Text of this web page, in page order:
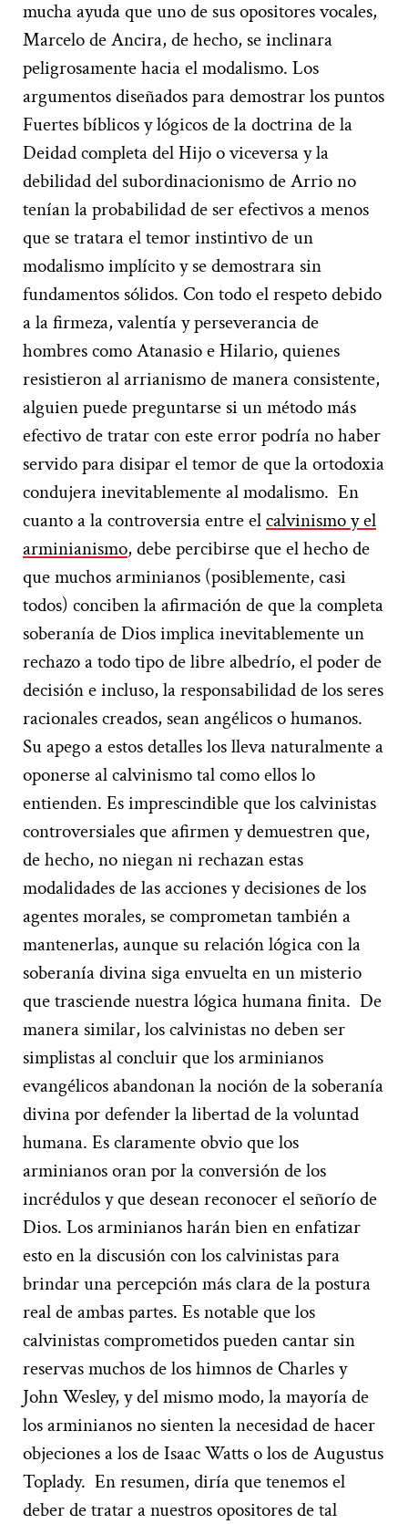
mucha ayuda que uno de sus opositores vocales,
Marcelo de Ancira, de hecho, se inclinara
peligrosamente hacia el modalismo. Los
argumentos diseñados para demostrar los puntos
Fuertes bíblicos y lógicos de la doctrina de la
Deidad completa del Hijo o viceversa y la
debilidad del subordinacionismo de Arrio no
tenían la probabilidad de ser efectivos a menos
que se tratara el temor instintivo de un
modalismo implícito y se demostrara sin
fundamentos sólidos. Con todo el respeto debido
a la firmeza, valentía y perseverancia de
hombres como Atanasio e Hilario, quienes
resistieron al arrianismo de manera consistente,
alguien puede preguntarse si un método más
efectivo de tratar con este error podría no haber
servido para disipar el temor de que la ortodoxia
condujera inevitablemente al modalismo. En
cuanto a la controversia entre elcalvinismo y el
arminianismo, debe percibirse que el hecho de
que muchos arminianos (posiblemente, casi
todos) conciben la afirmación de que la completa
soberanía de Dios implica inevitablemente un
rechazo a todo tipo de libre albedrío, el poder de
decisión e incluso, la responsabilidad de los seres
racionales creados, sean angélicos o humanos.
Su apego a estos detalles los lleva naturalmente a
oponerse al calvinismo tal como ellos lo
entienden. Es imprescindible que los calvinistas
controversiales que afirmen y demuestren que,
de hecho, no niegan ni rechazan estas
modalidades de las acciones y decisiones de los
agentes morales, se comprometan también a
mantenerlas, aunque su relación lógica con la
soberanía divina siga envuelta en un misterio
que trasciende nuestra lógica humana finita. De
manera similar, los calvinistas no deben ser
simplistas al concluir que los arminianos
evangélicos abandonan la noción de la soberanía
divina por defender la libertad de la voluntad
humana. Es claramente obvio que los
arminianos oran por la conversión de los
incrédulos y que desean reconocer el señorío de
Dios. Los arminianos harán bien en enfatizar
esto en la discusión con los calvinistas para
brindar una percepción más clara de la postura
real de ambas partes. Es notable que los
calvinistas comprometidos pueden cantar sin
reservas muchos de los himnos de Charles y
John Wesley, y del mismo modo, la mayoría de
los arminianos no sienten la necesidad de hacer
objeciones a los de Isaac Watts o los de Augustus
Toplady. En resumen, diría que tenemos el
deber de tratar a nuestros opositores de tal